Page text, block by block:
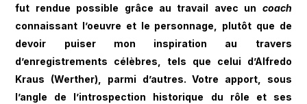
fut rendue possible grâce au travail avec un coach
connaissant l’oeuvre et le personnage, plutôt que de
devoir puiser mon inspiration au travers
d’enregistrements célèbres, tels que celui d’Alfredo
Kraus (Werther), parmi d’autres. Votre apport, sous
l’angle de l’introspection historique du rôle et ses